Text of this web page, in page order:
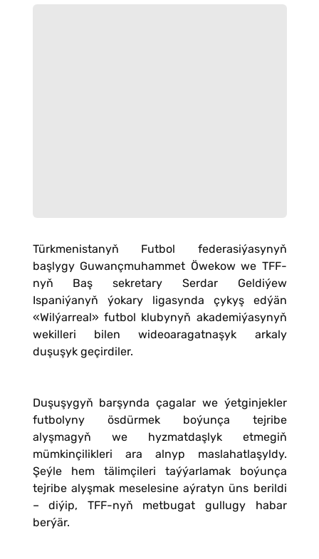
Türkmenistanyň Futbol federasiýasynyň
başlygy Guwançmuhammet Öwekow we TFF-
nyň Baş sekretary Serdar Geldiýew
Ispaniýanyň ýokary ligasynda çykyş edýän
«Wilýarreal» futbol klubynyň akademiýasynyň
wekilleri bilen wideoaragatnaşyk arkaly
duşuşyk geçirdiler.
Duşuşygyň barşynda çagalar we ýetginjekler
futbolyny ösdürmek boýunça tejribe
alyşmagyň we hyzmatdaşlyk etmegiň
mümkinçilikleri ara alnyp maslahatlaşyldy.
Şeýle hem tälimçileri taýýarlamak boýunça
tejribe alyşmak meselesine aýratyn üns berildi
– diýip, TFF-nyň metbugat gullugy habar
berýär.